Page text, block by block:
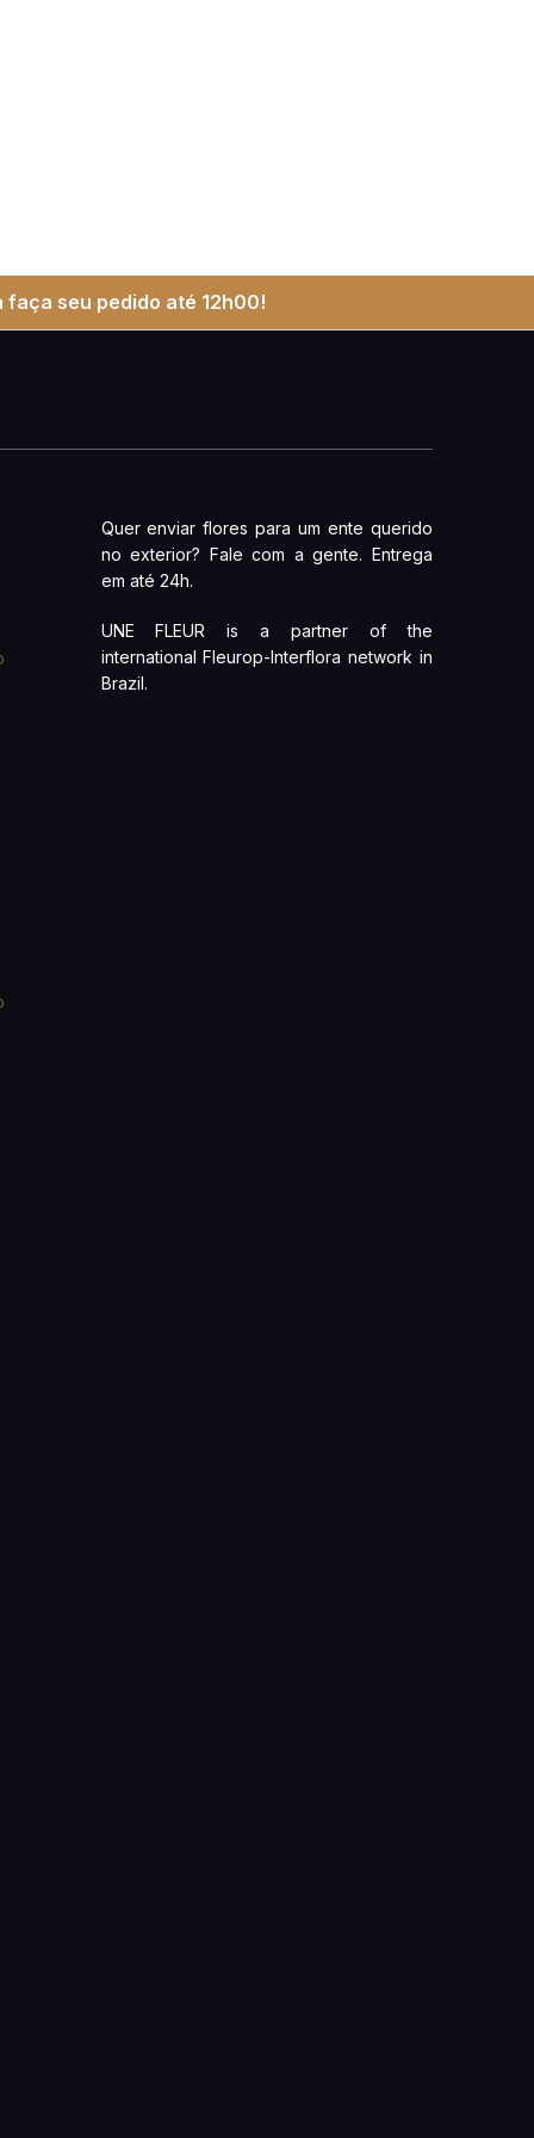
faça seu pedido até 12h00!
Quer enviar flores para um ente querido
no exterior? Fale com a gente. Entrega
em até 24h.
UNE FLEUR is a partner of the
international Fleurop-Interflora network in
Brazil.